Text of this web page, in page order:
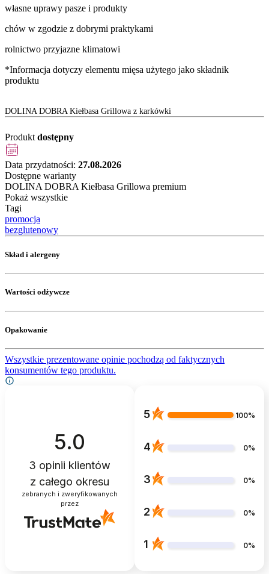
własne uprawy pasze i produkty
chów w zgodzie z dobrymi praktykami
rolnictwo przyjazne klimatowi
*Informacja dotyczy elementu mięsa użytego jako składnik
produktu
DOLINA DOBRA Kiełbasa Grillowa z karkówki
Produkt dostępny
Data przydatności: 27.08.2026
Dostępne warianty
DOLINA DOBRA Kiełbasa Grillowa premium
Pokaż wszystkie
Tagi
promocja
bezglutenowy
Skład i alergeny
Wartości odżywcze
Opakowanie
Wszystkie prezentowane opinie pochodzą od faktycznych
konsumentów tego produktu.
5.0
3 opinii klientów
z całego okresu
zebranych i zweryfikowanych
przez
5 100%
4 0%
3 0%
2 0%
1 0%